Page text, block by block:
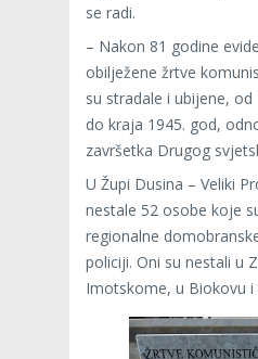
se radi.
– Nakon 81 godine
obilježene žrtve
su stradale i ubijene, od
do kraja 1945. god,
završetka Drugog
U Župi Dusina – Veliki
nestale 52 osobe koje
regionalne
policiji. Oni su nestali u
Imotskome, u Biokovu